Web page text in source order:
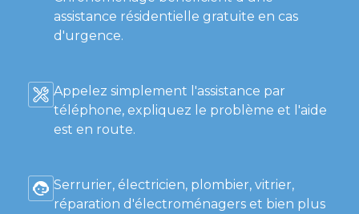
assistance résidentielle gratuite en cas
d'urgence.
Appelez simplement l'assistance par
téléphone, expliquez le problème et l'aide
est en route.
Serrurier, électricien, plombier, vitrier,
réparation d'électroménagers et bien plus